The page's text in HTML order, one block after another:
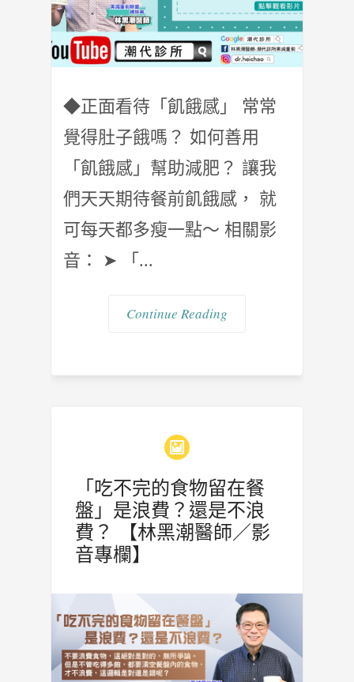
◆正面看待「飢餓感」 常常
覺得肚子餓嗎？ 如何善用
「飢餓感」幫助減肥？ 讓我
們天天期待餐前飢餓感， 就
可每天都多瘦一點～ 相關影
音： ➤ 「...
Continue Reading
「吃不完的食物留在餐
盤」是浪費？還是不浪
費？ 【林黑潮醫師／影
音專欄】